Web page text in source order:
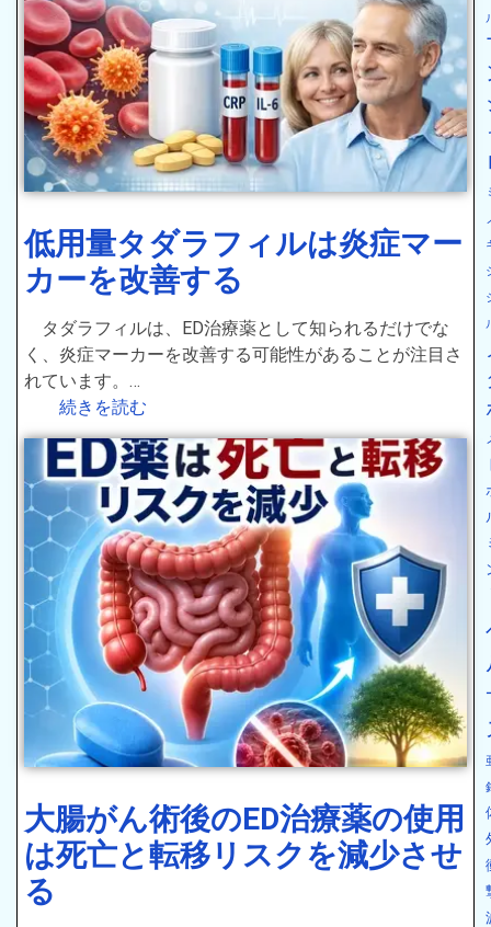
低用量タダラフィルは炎症マー
カーを改善する
タダラフィルは、ED治療薬として知られるだけでな
く、炎症マーカーを改善する可能性があることが注目さ
れています。…
続きを読む
大腸がん術後のED治療薬の使用
は死亡と転移リスクを減少させ
る